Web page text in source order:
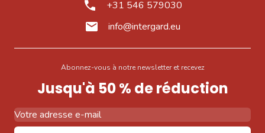
+31 546 579030
info@intergard.eu
Abonnez-vous à notre newsletter et recevez
Jusqu'à 50 % de réduction